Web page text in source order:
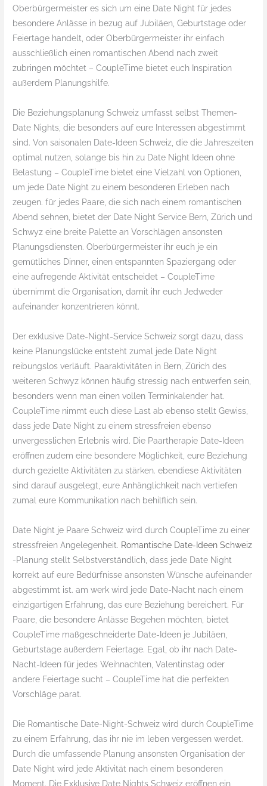
Oberbürgermeister es sich um eine Date Night für jedes
besondere Anlässe in bezug auf Jubiläen, Geburtstage oder
Feiertage handelt, oder Oberbürgermeister ihr einfach
ausschließlich einen romantischen Abend nach zweit
zubringen möchtet – CoupleTime bietet euch Inspiration
außerdem Planungshilfe.
Die Beziehungsplanung Schweiz umfasst selbst Themen-
Date Nights, die besonders auf eure Interessen abgestimmt
sind. Von saisonalen Date-Ideen Schweiz, die die Jahreszeiten
optimal nutzen, solange bis hin zu Date Night Ideen ohne
Belastung – CoupleTime bietet eine Vielzahl von Optionen,
um jede Date Night zu einem besonderen Erleben nach
zeugen. für jedes Paare, die sich nach einem romantischen
Abend sehnen, bietet der Date Night Service Bern, Zürich und
Schwyz eine breite Palette an Vorschlägen ansonsten
Planungsdiensten. Oberbürgermeister ihr euch je ein
gemütliches Dinner, einen entspannten Spaziergang oder
eine aufregende Aktivität entscheidet – CoupleTime
übernimmt die Organisation, damit ihr euch Jedweder
aufeinander konzentrieren könnt.
Der exklusive Date-Night-Service Schweiz sorgt dazu, dass
keine Planungslücke entsteht zumal jede Date Night
reibungslos verläuft. Paaraktivitäten in Bern, Zürich des
weiteren Schwyz können häufig stressig nach entwerfen sein,
besonders wenn man einen vollen Terminkalender hat.
CoupleTime nimmt euch diese Last ab ebenso stellt Gewiss,
dass jede Date Night zu einem stressfreien ebenso
unvergesslichen Erlebnis wird. Die Paartherapie Date-Ideen
eröffnen zudem eine besondere Möglichkeit, eure Beziehung
durch gezielte Aktivitäten zu stärken. ebendiese Aktivitäten
sind darauf ausgelegt, eure Anhänglichkeit nach vertiefen
zumal eure Kommunikation nach behilflich sein.
Date Night je Paare Schweiz wird durch CoupleTime zu einer
stressfreien Angelegenheit. Romantische Date-Ideen Schweiz
-Planung stellt Selbstverständlich, dass jede Date Night
korrekt auf eure Bedürfnisse ansonsten Wünsche aufeinander
abgestimmt ist. am werk wird jede Date-Nacht nach einem
einzigartigen Erfahrung, das eure Beziehung bereichert. Für
Paare, die besondere Anlässe Begehen möchten, bietet
CoupleTime maßgeschneiderte Date-Ideen je Jubiläen,
Geburtstage außerdem Feiertage. Egal, ob ihr nach Date-
Nacht-Ideen für jedes Weihnachten, Valentinstag oder
andere Feiertage sucht – CoupleTime hat die perfekten
Vorschläge parat.
Die Romantische Date-Night-Schweiz wird durch CoupleTime
zu einem Erfahrung, das ihr nie im leben vergessen werdet.
Durch die umfassende Planung ansonsten Organisation der
Date Night wird jede Aktivität nach einem besonderen
Moment. Die Exklusive Date Nights Schweiz eröffnen ein